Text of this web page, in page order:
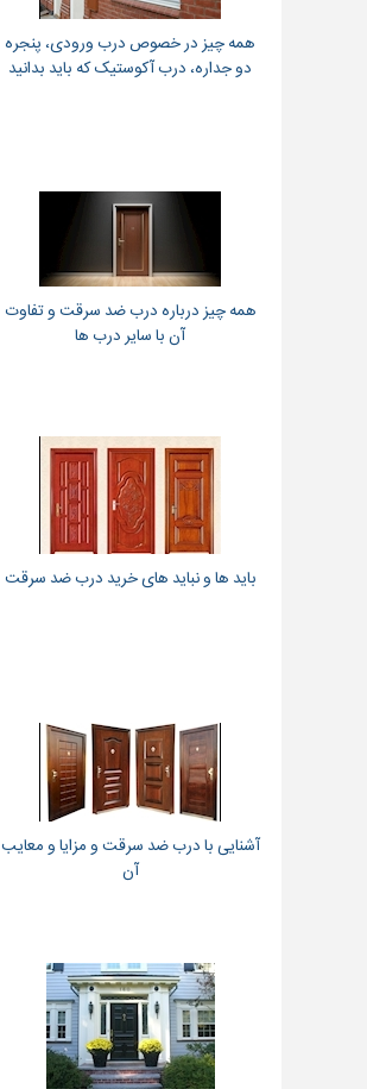
همه چیز در خصوص درب ورودی، پنجره
دو جداره، درب آکوستیک که باید بدانید
همه چیز درباره درب ضد سرقت و تفاوت
آن با سایر درب ها
باید ها و نباید های خرید درب ضد سرقت
آشنایی با درب ضد سرقت و مزایا و معایب
آن